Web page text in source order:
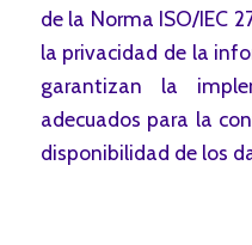
de la Norma ISO/IEC
la privacidad de la
garantizan la
adecuados para la
disponibilidad de los